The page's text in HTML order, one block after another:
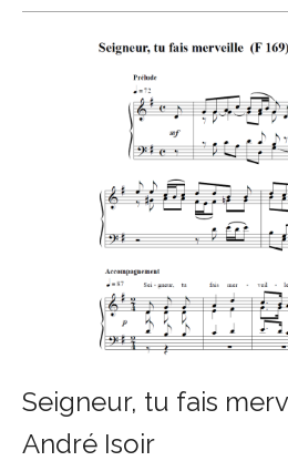
Seigneur, tu fais
André Isoir